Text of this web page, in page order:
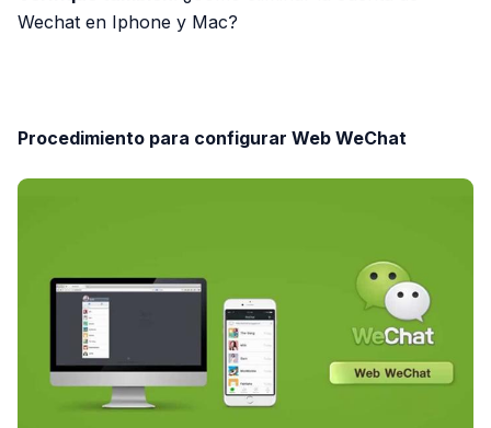
Wechat en Iphone y Mac?
Procedimiento para configurar Web WeChat